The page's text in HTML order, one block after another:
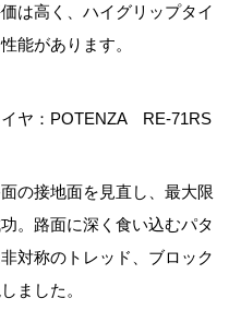
は高く、ハイグリップタイ
能があります。
ヤ：POTENZA RE-71RS
の接地面を見直し、最大限
。路面に深く食い込むパタ
対称のトレッド、ブロック
ました。